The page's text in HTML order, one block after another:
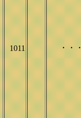
1011 ・・・